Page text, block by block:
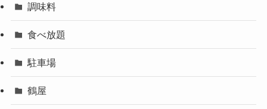
調味料
食べ放題
駐車場
鶴屋